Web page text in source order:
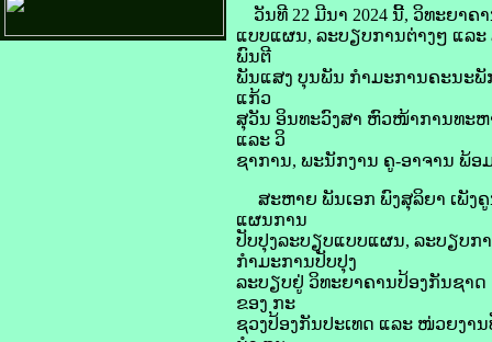
ວັນທີ 22 ມີນາ 2024 ນີ້, ວິທະຍາ
ແບບແຜນ, ລະບຽບການຕ່າງໆ ແລະ
ພົນຕີ
ພັນແສງ ບຸນພັນ ກໍາມະການຄະນະພັ
ແກ້ວ
ສຸວັນ ອິນທະວົງສາ ຫົວໜ້າການທະ
ແລະ ວິ
ຊາການ, ພະນັກງານ ຄູ-ອາຈານ ພ້
ສະຫາຍ ພັນເອກ ພົງສຸລິຍາ ເພັງ
ແຜນການ
ປັບປຸງລະບຽບແບບແຜນ, ລະບຽບກ
ກຳມະການປັບປຸງ
ລະບຽບຢູ່ ວິທະຍາຄານປ້ອງກັນຊາ
ຂອງ ກະ
ຊວງປ້ອງກັນປະເທດ ແລະ ໜ່ວຍງາ